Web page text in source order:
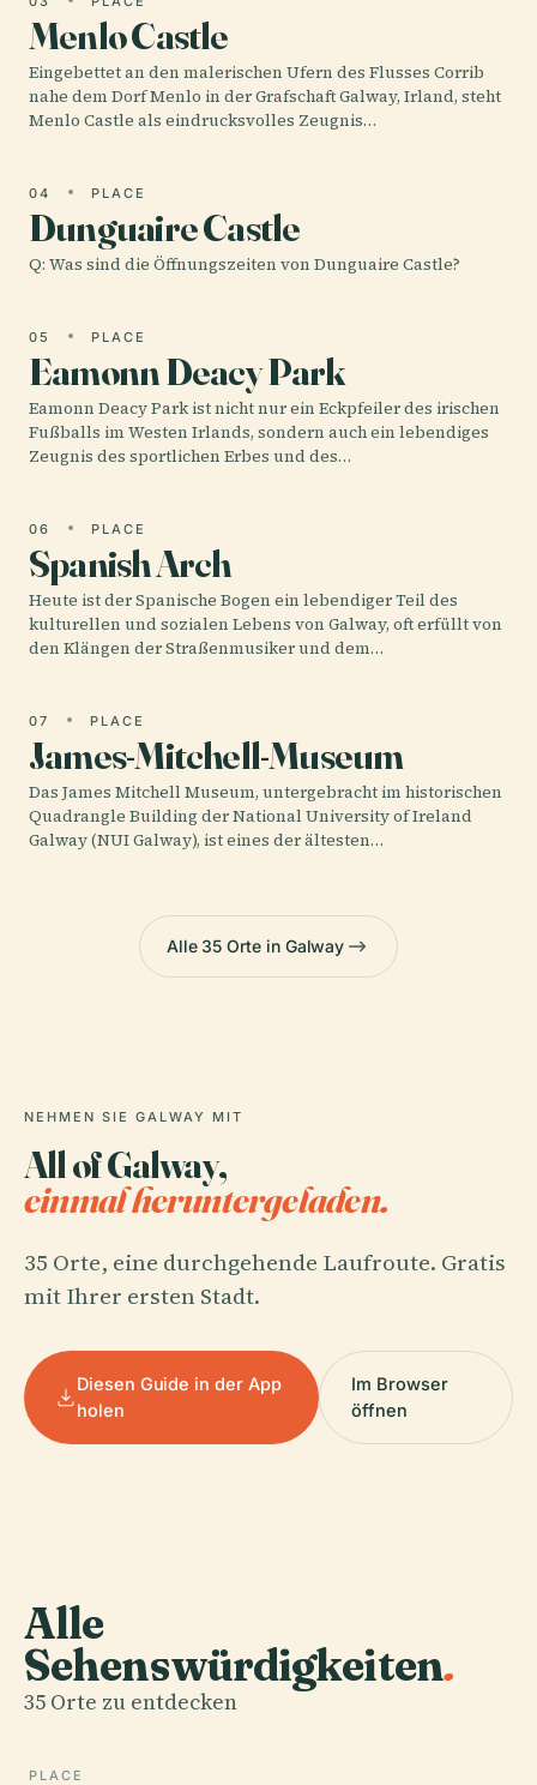
Menlo Castle
Eingebettet an den malerischen Ufern des Flusses Corrib
nahe dem Dorf Menlo in der Grafschaft Galway, Irland, steht
Menlo Castle als eindrucksvolles Zeugnis…
04 PLACE
Dunguaire Castle
Q: Was sind die Öffnungszeiten von Dunguaire Castle?
05 PLACE
Eamonn Deacy Park
Eamonn Deacy Park ist nicht nur ein Eckpfeiler des irischen
Fußballs im Westen Irlands, sondern auch ein lebendiges
Zeugnis des sportlichen Erbes und des…
06 PLACE
Spanish Arch
Heute ist der Spanische Bogen ein lebendiger Teil des
kulturellen und sozialen Lebens von Galway, oft erfüllt von
den Klängen der Straßenmusiker und dem…
07 PLACE
James-Mitchell-Museum
Das James Mitchell Museum, untergebracht im historischen
Quadrangle Building der National University of Ireland
Galway (NUI Galway), ist eines der ältesten…
Alle 35 Orte in Galway
NEHMEN SIE GALWAY MIT
All of Galway,
einmal heruntergeladen.
35 Orte, eine durchgehende Laufroute. Gratis
mit Ihrer ersten Stadt.
Diesen Guide in der App
holen
Im Browser
öffnen
Alle
Sehenswürdigkeiten.
35 Orte zu entdecken
PLACE